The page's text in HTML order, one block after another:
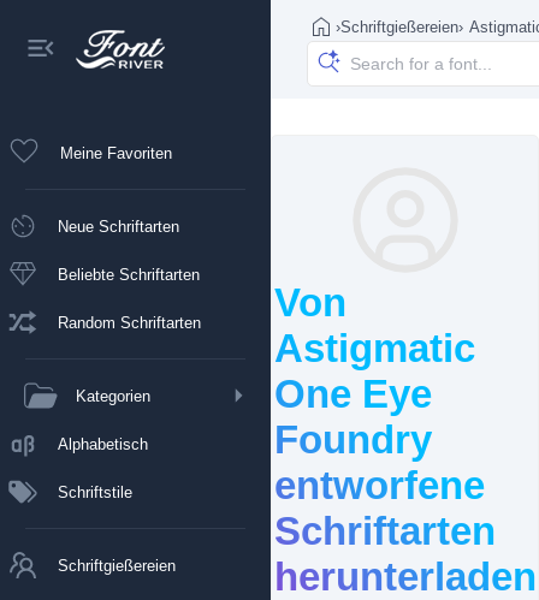
Meine Favoriten
Neue Schriftarten
Beliebte Schriftarten
Random Schriftarten
Kategorien
Alphabetisch
Schriftstile
Schriftgießereien
›Schriftgießereien›
Von
Astigmatic
One Eye
Foundry
entworfene
Schriftarten
herunterladen